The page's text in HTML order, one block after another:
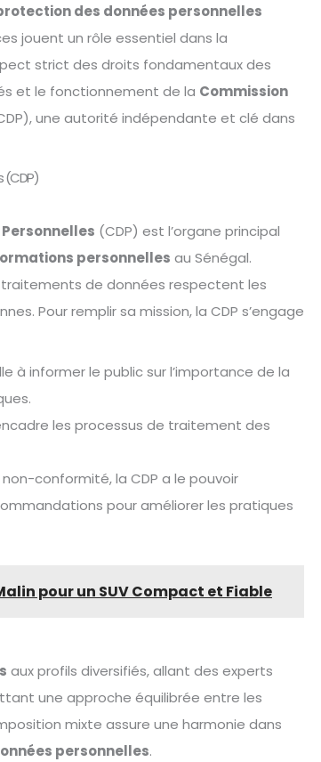
des données personnelles
jouent un rôle essentiel dans la
strict des droits fondamentaux des
et le fonctionnement de la Commission
une autorité indépendante et clé dans
(CDP)
(CDP) est l’organe principal
personnelles au Sénégal.
de données respectent les
Pour remplir sa mission, la CDP s’engage
à informer le public sur l’importance de la
les processus de traitement des
non-conformité, la CDP a le pouvoir
pour améliorer les pratiques
pour un SUV Compact et Fiable
aux profils diversifiés, allant des experts
une approche équilibrée entre les
mixte assure une harmonie dans
personnelles.